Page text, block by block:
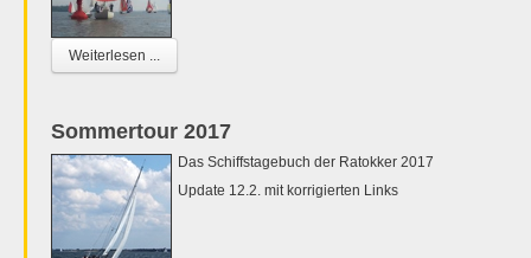
Weiterlesen ...
Sommertour 2017
Das Schiffstagebuch der Ratokker 2017
Update 12.2. mit korrigierten Links